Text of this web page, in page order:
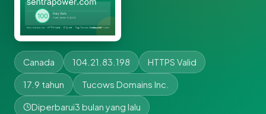
Canada 104.21.83.198 HTTPS Valid
17.9 tahun Tucows Domains Inc.
Diperbarui3 bulan yang lalu